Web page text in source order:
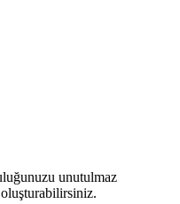
unutulmaz
oluşturabilirsiniz.